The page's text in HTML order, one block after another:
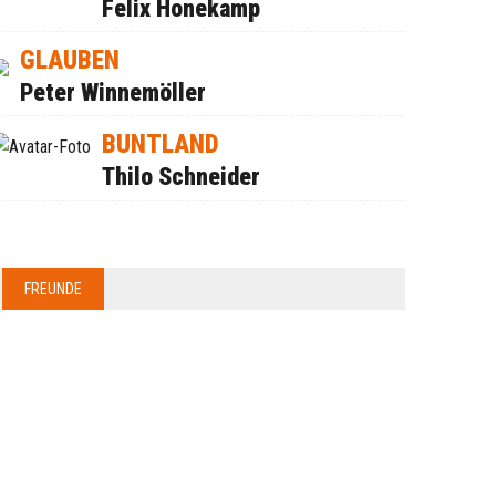
Felix Honekamp
GLAUBEN
Peter Winnemöller
BUNTLAND
Thilo Schneider
FREUNDE